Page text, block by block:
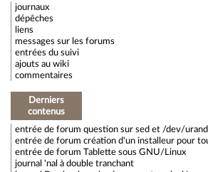
journaux
dépêches
liens
messages sur les forums
entrées du suivi
ajouts au wiki
commentaires
Derniers
contenus
entrée de forum question sur sed et /dev/
entrée de forum création d'un installeur pour
entrée de forum Tablette sous GNU/Linux
journal 'nal à double tranchant